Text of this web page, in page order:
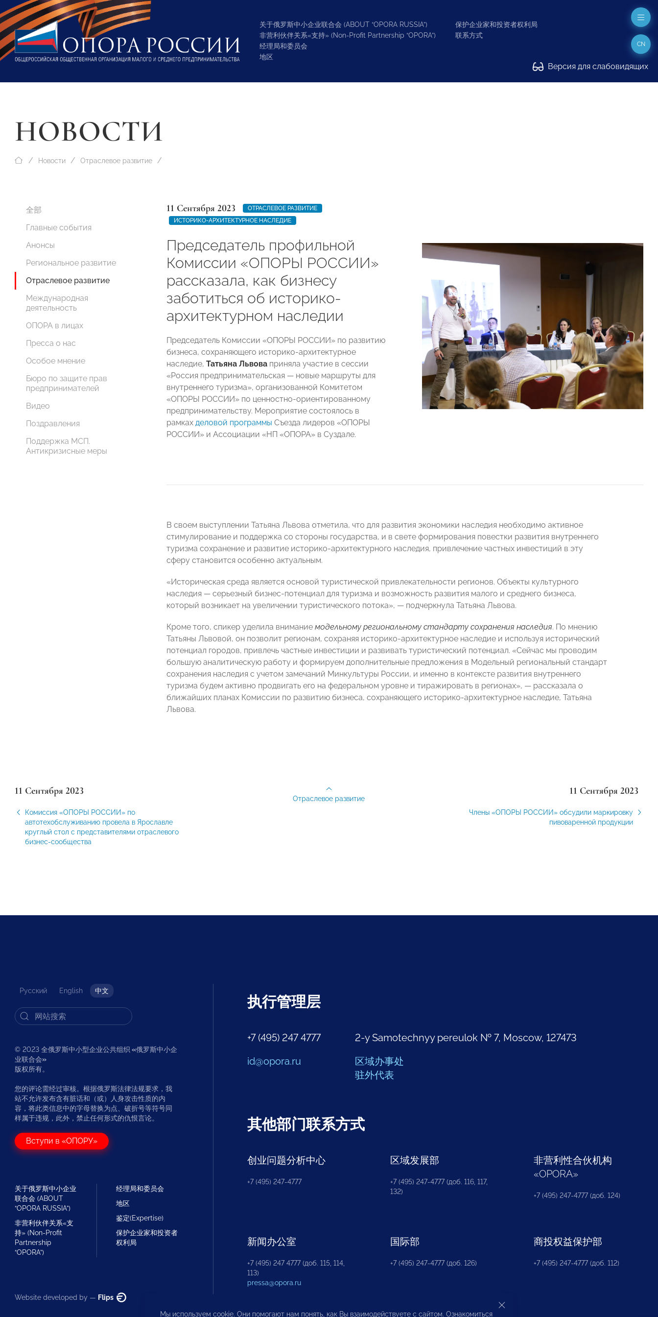
关于俄罗斯中小企业联合会 (ABOUT “OPORA RUSSIA”)
非营利伙伴关系«支持» (Non-Profit Partnership “OPORA”)
经理局和委员会
地区
保护企业家和投资者权利局
联系方式
Версия для слабовидящих
CN
НОВОСТИ
Новости Отраслевое развитие
全部
Главные события
Анонсы
Региональное развитие
Отраслевое развитие
Международная
деятельность
ОПОРА в лицах
Пресса о нас
Особое мнение
Бюро по защите прав
предпринимателей
Видео
Поздравления
Поддержка МСП.
Антикризисные меры
11 Сентября 2023
ОТРАСЛЕВОЕ РАЗВИТИЕ
ИСТОРИКО-АРХИТЕКТУРНОЕ НАСЛЕДИЕ
Председатель профильной
Комиссии «ОПОРЫ РОССИИ»
рассказала, как бизнесу
заботиться об историко-
архитектурном наследии
Председатель Комиссии «ОПОРЫ РОССИИ» по развитию
бизнеса, сохраняющего историко-архитектурное
наследие, Татьяна Львова приняла участие в сессии
«Россия предпринимательская — новые маршруты для
внутреннего туризма», организованной Комитетом
«ОПОРЫ РОССИИ» по ценностно-ориентированному
предпринимательству. Мероприятие состоялось в
рамках деловой программы Съезда лидеров «ОПОРЫ
РОССИИ» и Ассоциации «НП «ОПОРА» в Суздале.
В своем выступлении Татьяна Львова отметила, что для развития экономики наследия необходимо активное
стимулирование и поддержка со стороны государства, и в свете формирования повестки развития внутреннего
туризма сохранение и развитие историко-архитектурного наследия, привлечение частных инвестиций в эту
сферу становится особенно актуальным.
«Историческая среда является основой туристической привлекательности регионов. Объекты культурного
наследия — серьезный бизнес-потенциал для туризма и возможность развития малого и среднего бизнеса,
который возникает на увеличении туристического потока», — подчеркнула Татьяна Львова.
Кроме того, спикер уделила внимание модельному региональному стандарту сохранения наследия. По мнению
Татьяны Львовой, он позволит регионам, сохраняя историко-архитектурное наследие и используя исторический
потенциал городов, привлечь частные инвестиции и развивать туристический потенциал. «Сейчас мы проводим
большую аналитическую работу и формируем дополнительные предложения в Модельный региональный стандарт
сохранения наследия с учетом замечаний Минкультуры России, и именно в контексте развития внутреннего
туризма будем активно продвигать его на федеральном уровне и тиражировать в регионах», — рассказала о
ближайших планах Комиссии по развитию бизнеса, сохраняющего историко-архитектурное наследие, Татьяна
Львова.
11 Сентября 2023
Комиссия «ОПОРЫ РОССИИ» по
автотехобслуживанию провела в Ярославле
круглый стол с представителями отраслевого
бизнес-сообщества
11 Сентября 2023
Члены «ОПОРЫ РОССИИ» обсудили маркировку
пивоваренной продукции
Отраслевое развитие
Русский English 中文
© 2023 全俄罗斯中小型企业公共组织 «俄罗斯中小企
业联合会»
版权所有。
您的评论需经过审核。根据俄罗斯法律法规要求，我
站不允许发布含有脏话和（或）人身攻击性质的内
容，将此类信息中的字母替换为点、破折号等符号同
样属于违规，此外，禁止任何形式的仇恨言论。
Вступи в «ОПОРУ»
关于俄罗斯中小企业
联合会 (ABOUT
“OPORA RUSSIA”)
非营利伙伴关系«支
持» (Non-Profit
Partnership
“OPORA”)
经理局和委员会
地区
鉴定(Expertise)
保护企业家和投资者
权利局
Website developed by — Flips
执行管理层
+7 (495) 247 4777
id@opora.ru
2-y Samotechnyy pereulok № 7, Moscow, 127473
区域办事处
驻外代表
其他部门联系方式
创业问题分析中心
+7 (495) 247-4777
区域发展部
+7 (495) 247-4777 (доб. 116, 117,
132)
非营利性合伙机构
«OPORA»
+7 (495) 247-4777 (доб. 124)
新闻办公室
+7 (495) 247 4777 (доб. 115, 114,
113)
pressa@opora.ru
国际部
+7 (495) 247-4777 (доб. 126)
商投权益保护部
+7 (495) 247-4777 (доб. 112)
Мы используем cookie. Они помогают нам понять, как Вы взаимодействуете с сайтом. Ознакомиться